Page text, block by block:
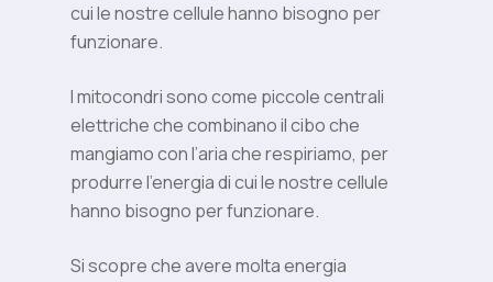
cui le nostre cellule hanno bisogno per
funzionare.
I mitocondri sono come piccole centrali
elettriche che combinano il cibo che
mangiamo con l’aria che respiriamo, per
produrre l’energia di cui le nostre cellule
hanno bisogno per funzionare.
Si scopre che avere molta energia